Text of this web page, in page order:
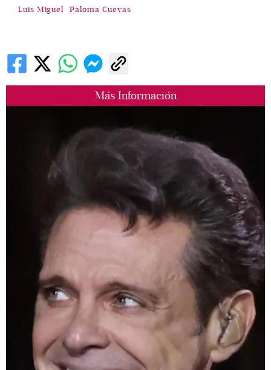
Más Información
Luis Miguel Paloma Cuevas